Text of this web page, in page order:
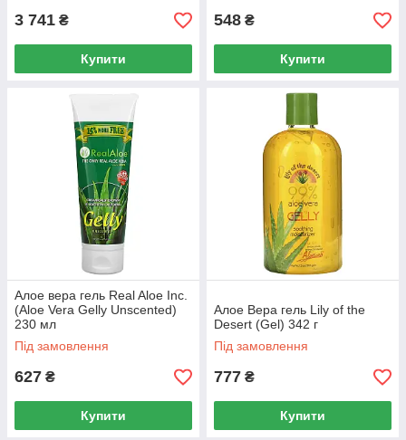
3 741 ₴
Купити
548 ₴
Купити
Алое вера гель Real Aloe Inc.
(Aloe Vera Gelly Unscented)
230 мл
Під замовлення
627 ₴
Купити
Алое Вера гель Lily of the
Desert (Gel) 342 г
Під замовлення
777 ₴
Купити